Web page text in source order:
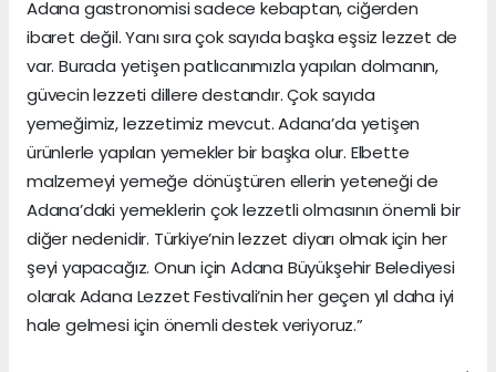
Adana gastronomisi sadece kebaptan, ciğerden
ibaret değil. Yanı sıra çok sayıda başka eşsiz lezzet de
var. Burada yetişen patlıcanımızla yapılan dolmanın,
güvecin lezzeti dillere destandır. Çok sayıda
yemeğimiz, lezzetimiz mevcut. Adana’da yetişen
ürünlerle yapılan yemekler bir başka olur. Elbette
malzemeyi yemeğe dönüştüren ellerin yeteneği de
Adana’daki yemeklerin çok lezzetli olmasının önemli bir
diğer nedenidir. Türkiye’nin lezzet diyarı olmak için her
şeyi yapacağız. Onun için Adana Büyükşehir Belediyesi
olarak Adana Lezzet Festivali’nin her geçen yıl daha iyi
hale gelmesi için önemli destek veriyoruz.”